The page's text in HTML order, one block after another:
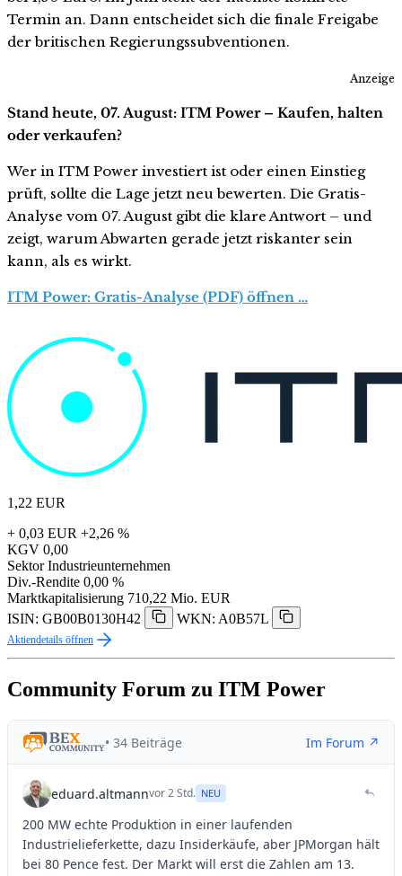
Termin an. Dann entscheidet sich die finale Freigabe
der britischen Regierungssubventionen.
Anzeige
Stand heute, 07. August: ITM Power – Kaufen, halten
oder verkaufen?
Wer in ITM Power investiert ist oder einen Einstieg
prüft, sollte die Lage jetzt neu bewerten. Die Gratis-
Analyse vom 07. August gibt die klare Antwort – und
zeigt, warum Abwarten gerade jetzt riskanter sein
kann, als es wirkt.
ITM Power: Gratis-Analyse (PDF) öffnen …
1,22 EUR
+ 0,03 EUR +2,26 %
KGV 0,00
Sektor Industrieunternehmen
Div.-Rendite 0,00 %
Marktkapitalisierung 710,22 Mio. EUR
ISIN: GB00B0130H42
WKN: A0B57L
Aktiendetails öffnen
Community Forum zu ITM Power